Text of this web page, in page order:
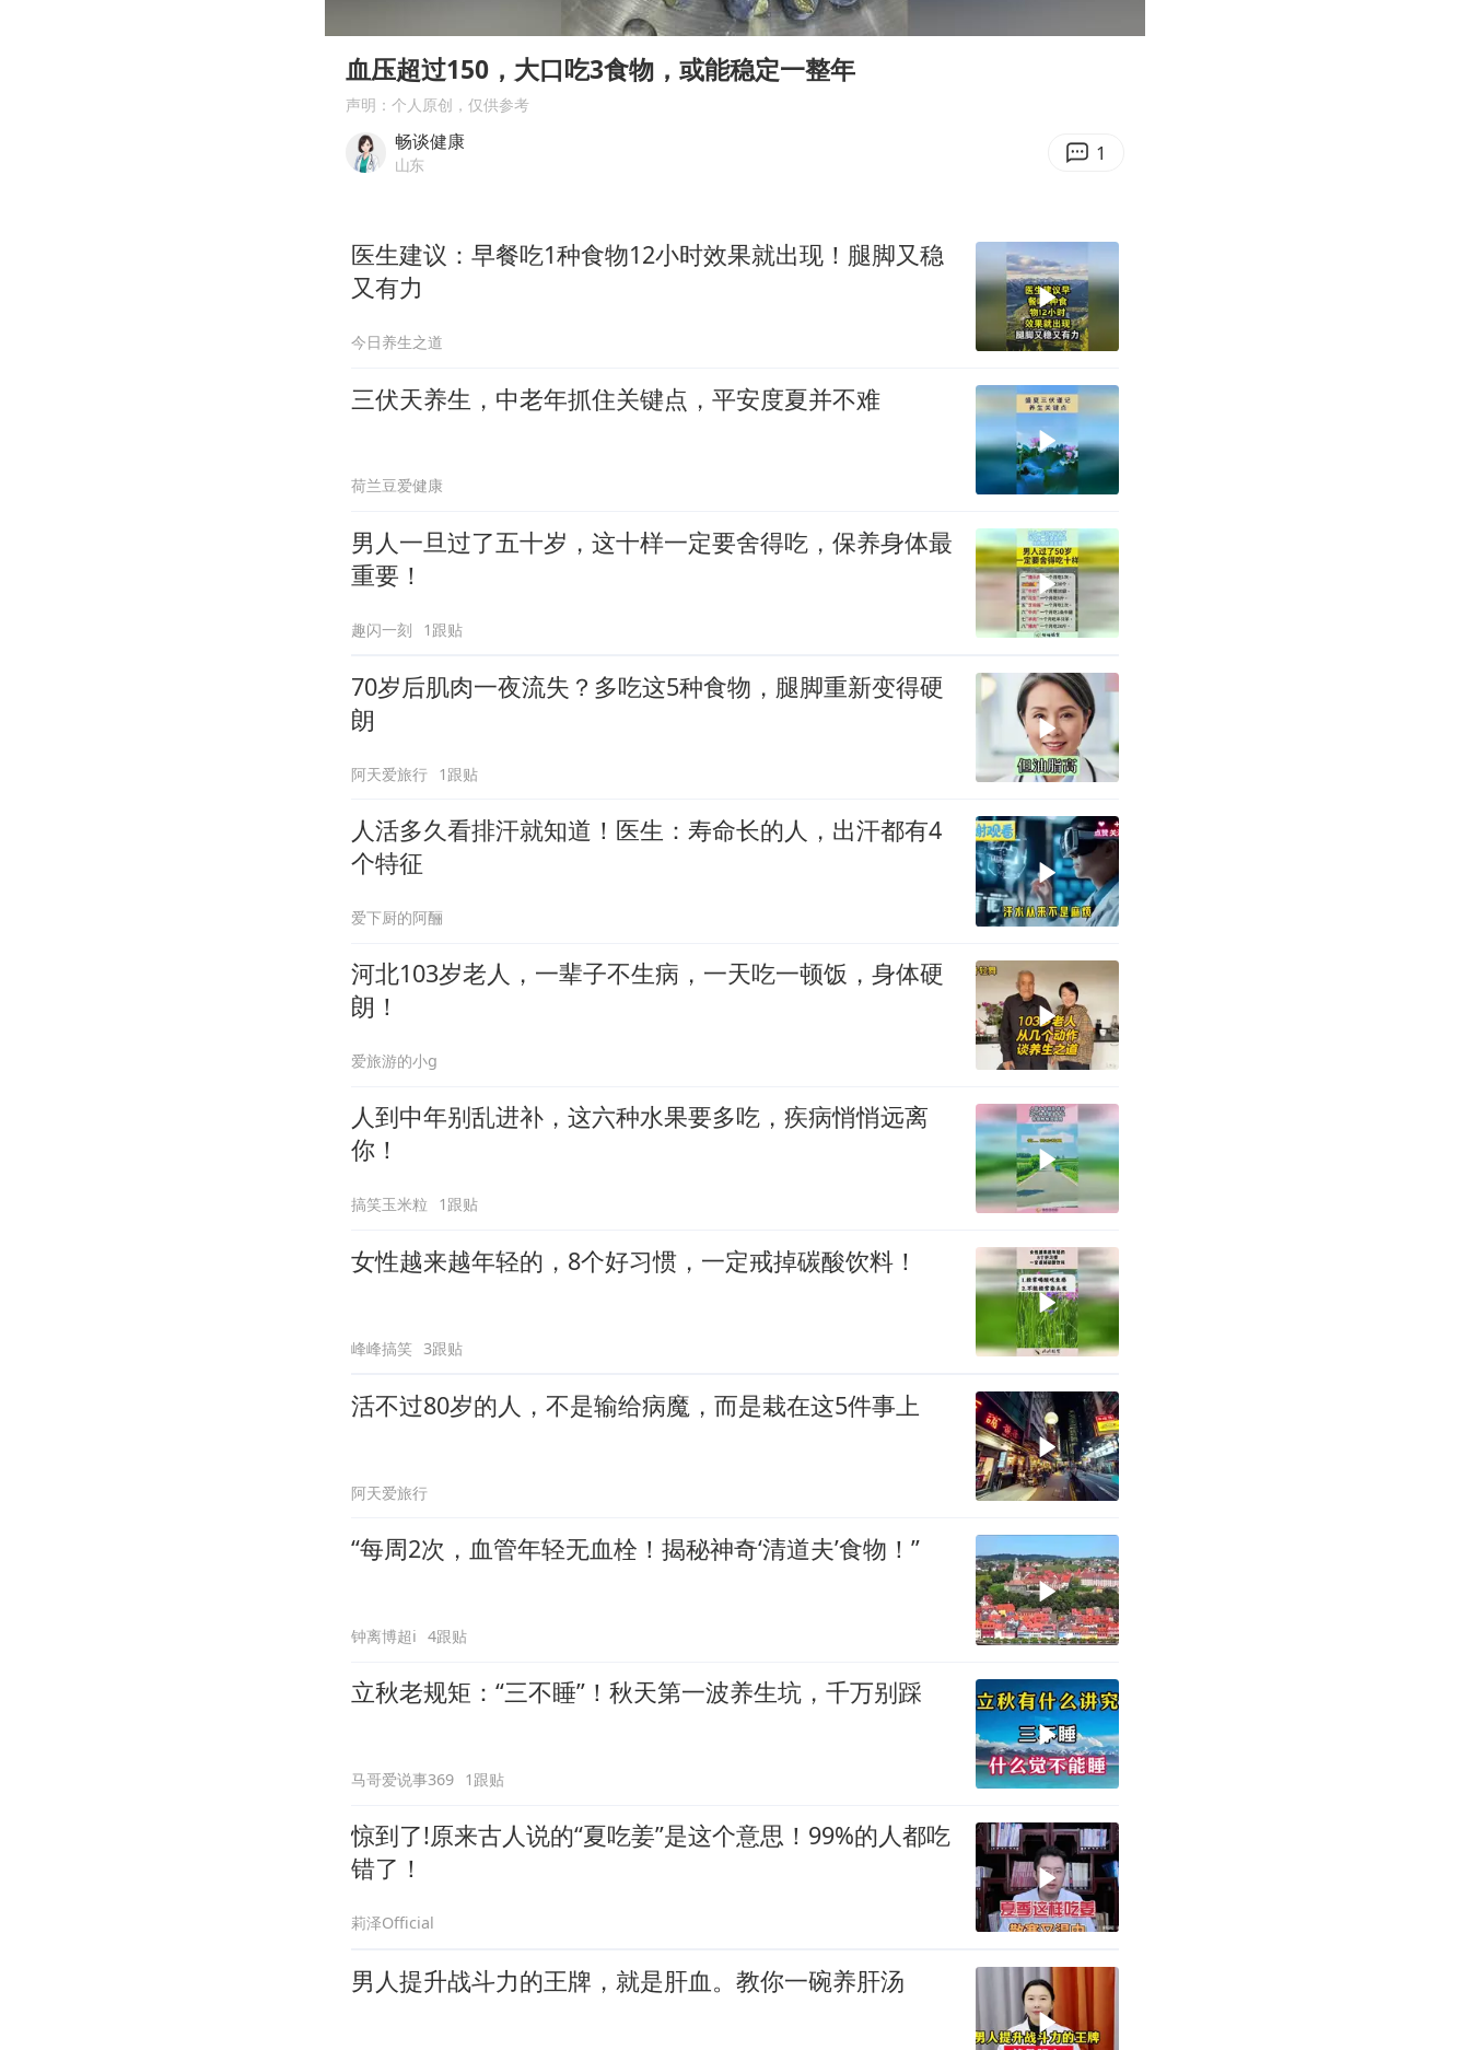
沪指震荡反弹涨0.57%
杨某某拒服兵役 不得录用为公务员
中国经济展现强大韧性和活力
血压超过150，大口吃3食物，或能稳定一整年
声明：个人原创，仅供参考
畅谈健康
山东 1
医生建议：早餐吃1种食物12小时效果就出现！腿脚又稳
又有力
今日养生之道
三伏天养生，中老年抓住关键点，平安度夏并不难
荷兰豆爱健康
男人一旦过了五十岁，这十样一定要舍得吃，保养身体最
重要！
趣闪一刻 1跟贴
70岁后肌肉一夜流失？多吃这5种食物，腿脚重新变得硬
朗
阿天爱旅行 1跟贴
人活多久看排汗就知道！医生：寿命长的人，出汗都有4
个特征
爱下厨的阿酾
河北103岁老人，一辈子不生病，一天吃一顿饭，身体硬
朗！
爱旅游的小g
人到中年别乱进补，这六种水果要多吃，疾病悄悄远离
你！
搞笑玉米粒 1跟贴
女性越来越年轻的，8个好习惯，一定戒掉碳酸饮料！
峰峰搞笑 3跟贴
活不过80岁的人，不是输给病魔，而是栽在这5件事上
阿天爱旅行
“每周2次，血管年轻无血栓！揭秘神奇‘清道夫’食物！”
钟离博超i 4跟贴
立秋老规矩：“三不睡”！秋天第一波养生坑，千万别踩
马哥爱说事369 1跟贴
惊到了!原来古人说的“夏吃姜”是这个意思！99%的人都吃
错了！
莉泽Official
男人提升战斗力的王牌，就是肝血。教你一碗养肝汤